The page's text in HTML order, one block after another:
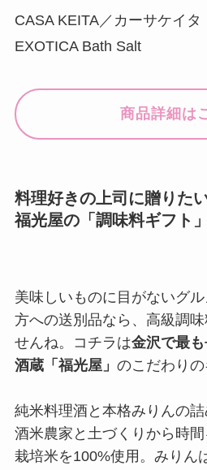
CASA KEITA／カーサケイタ
EXOTICA Bath Salt
商品詳細は
料理好きの上司に贈りた
福光屋の「調味料ギフト」
美味しいものに目がないグ
方への送別品なら、高級調
せんね。コチラは金沢で最
酒蔵「福光屋」 のこだわりの
純米料理酒と本格みりんの
酒米農家と土づくりから時
栽培米を100%使用。みりん